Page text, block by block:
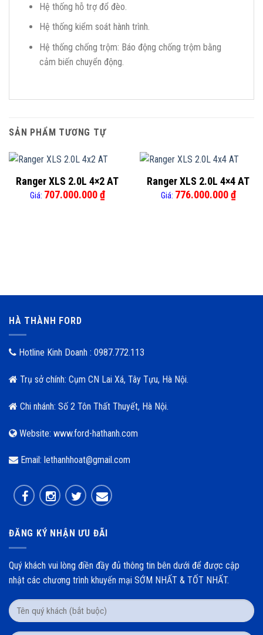
Hệ thống hỗ trợ đổ đèo.
Hệ thống kiểm soát hành trình.
Hệ thống chống trộm: Báo động chống trộm bằng
cảm biến chuyển động.
SẢN PHẨM TƯƠNG TỰ
Ranger XLS 2.0L 4×2 AT
Giá: 707.000.000₫
Ranger XLS 2.0L 4×4 AT
Giá: 776.000.000₫
HÀ THÀNH FORD
Hotline Kinh Doanh : 0987.772.113
Trụ sở chính: Cụm CN Lai Xá, Tây Tựu, Hà Nội.
Chi nhánh: Số 2 Tôn Thất Thuyết, Hà Nội.
Website: www.ford-hathanh.com
Email: lethanhhoat@gmail.com
ĐĂNG KÝ NHẬN ƯU ĐÃI
Quý khách vui lòng điền đầy đủ thông tin bên dưới để được cập
nhật các chương trình khuyến mại SỚM NHẤT & TỐT NHẤT.